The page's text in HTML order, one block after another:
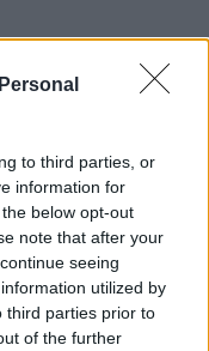
to third parties, or
information for
below opt-out
note that after your
seeing
utilized by
third parties prior to
of the further
προσβάλλει την
ακολουθεί ένα
σε οργανική